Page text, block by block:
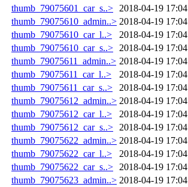
thumb_79075601_car_s..>
2018-04-19 17:04
thumb_79075610_admin..> 2018-04-19 17:04
thumb_79075610_car_l..>
2018-04-19 17:04
thumb_79075610_car_s..>
2018-04-19 17:04
thumb_79075611_admin..> 2018-04-19 17:04
thumb_79075611_car_l..>
2018-04-19 17:04
thumb_79075611_car_s..>
2018-04-19 17:04
thumb_79075612_admin..> 2018-04-19 17:04
thumb_79075612_car_l..>
2018-04-19 17:04
thumb_79075612_car_s..>
2018-04-19 17:04
thumb_79075622_admin..> 2018-04-19 17:04
thumb_79075622_car_l..>
2018-04-19 17:04
thumb_79075622_car_s..>
2018-04-19 17:04
thumb_79075623_admin..> 2018-04-19 17:04